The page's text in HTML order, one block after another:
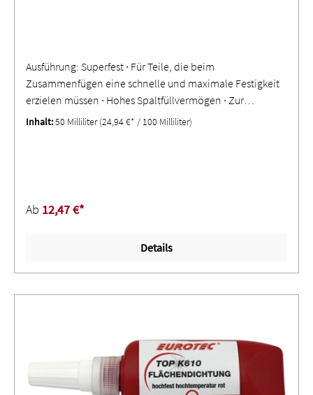
Ausführung: Superfest ∙ Für Teile, die beim
Zusammenfügen eine schnelle und maximale Festigkeit
erzielen müssen ∙ Hohes Spaltfüllvermögen ∙ Zur
Sicherung von Gleitbuchsen oder Manschetten in
GEFAHRH314 Verursacht schwere Verätzungen der Haut
und schwere Augenschäden.H317 Kann allergische
Inhalt:50 Milliliter(24,94 €* / 100 Milliliter)
Ab 12,47 €*
Details